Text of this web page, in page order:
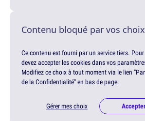
Contenu bloqué par vos
Ce contenu est fourni par un service tiers.
devez accepter les cookies dans vos
Modifiez ce choix à tout moment via le lien
de la Confidentialité" en bas de page.
Gérer mes choix